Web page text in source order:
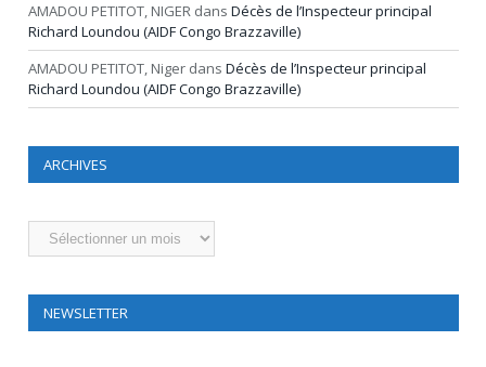
AMADOU PETITOT, NIGER dans Décès de l’Inspecteur principal
Richard Loundou (AIDF Congo Brazzaville)
AMADOU PETITOT, Niger dans Décès de l’Inspecteur principal
Richard Loundou (AIDF Congo Brazzaville)
ARCHIVES
Archives
NEWSLETTER